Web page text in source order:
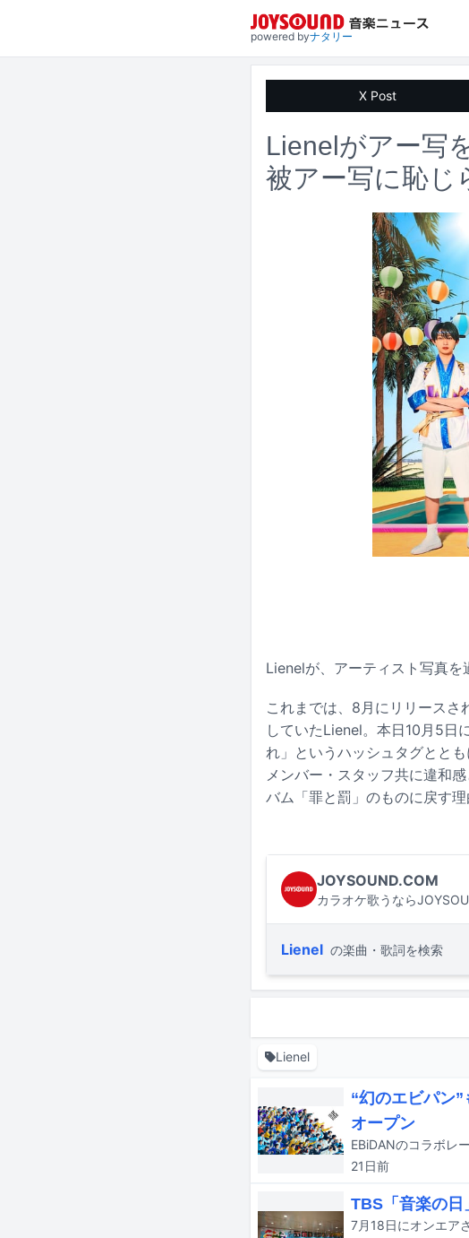
powered byナタリー
X Post
Lienelがアー写
被アー写に恥じ
Lienelが、アーティスト写真を
これまでは、8月にリリースさ
していたLienel。本日10月5日
れ」というハッシュタグとと
メンバー・スタッフ共に違和
バム「罪と罰」のものに戻す理
JOYSOUND.COM
カラオケ歌うなら
Lienel の楽曲・歌詞を検索
Lienel
“幻のエビパン
オープン
21日前
TBS「音楽の